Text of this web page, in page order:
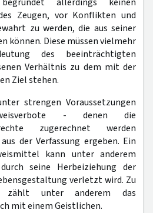
Zeugen, vor Konflikten und
zu werden, die aus seiner
können. Diese müssen vielmehr
des beeinträchtigten
Verhältnis zu dem mit der
Ziel stehen.
strengen Voraussetzungen
- denen die
zugerechnet werden
der Verfassung ergeben. Ein
kann unter anderem
seine Herbeiziehung der
verletzt wird. Zu
zählt unter anderem das
mit einem Geistlichen.